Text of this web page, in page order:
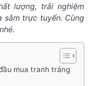
lượng, trải nghiệm
sắm trực tuyến. Cùng
mua tranh tráng